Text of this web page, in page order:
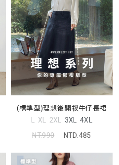
(標準型)理想後開衩牛仔長裙
L XL 2XL 3XL 4XL
NT.990
NTD.485